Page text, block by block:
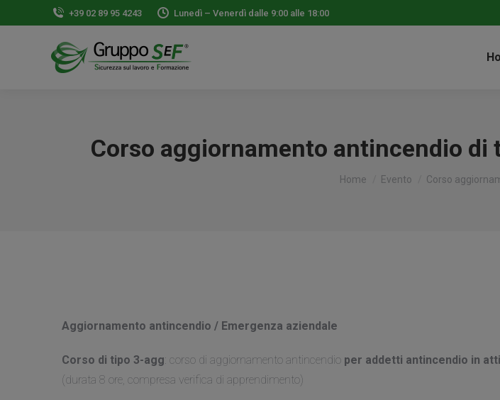
+39 02 89 95 4243 Lunedì – Venerdì dalle 9:00 alle 18:00
Corso aggiornamento antincendio
Tu sei qui:
Home Evento Corso
Aggiornamento antincendio / Emergenza aziendale
Corso di tipo 3-agg: corso di aggiornamento antincendio per addetti antincendio in
(durata 8 ore, compresa verifica di apprendimento)